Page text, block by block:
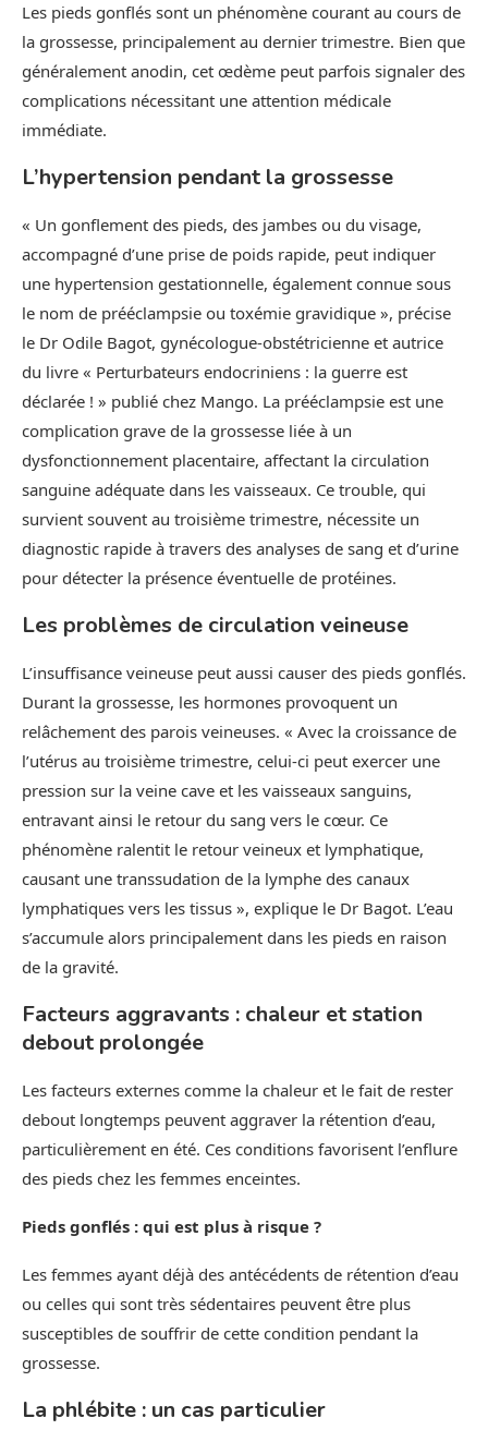
Les pieds gonflés sont un phénomène courant au cours de
la grossesse, principalement au dernier trimestre. Bien que
généralement anodin, cet œdème peut parfois signaler des
complications nécessitant une attention médicale
immédiate.
L’hypertension pendant la grossesse
« Un gonflement des pieds, des jambes ou du visage,
accompagné d’une prise de poids rapide, peut indiquer
une hypertension gestationnelle, également connue sous
le nom de prééclampsie ou toxémie gravidique », précise
le Dr Odile Bagot, gynécologue-obstétricienne et autrice
du livre « Perturbateurs endocriniens : la guerre est
déclarée ! » publié chez Mango. La prééclampsie est une
complication grave de la grossesse liée à un
dysfonctionnement placentaire, affectant la circulation
sanguine adéquate dans les vaisseaux. Ce trouble, qui
survient souvent au troisième trimestre, nécessite un
diagnostic rapide à travers des analyses de sang et d’urine
pour détecter la présence éventuelle de protéines.
Les problèmes de circulation veineuse
L’insuffisance veineuse peut aussi causer des pieds gonflés.
Durant la grossesse, les hormones provoquent un
relâchement des parois veineuses. « Avec la croissance de
l’utérus au troisième trimestre, celui-ci peut exercer une
pression sur la veine cave et les vaisseaux sanguins,
entravant ainsi le retour du sang vers le cœur. Ce
phénomène ralentit le retour veineux et lymphatique,
causant une transsudation de la lymphe des canaux
lymphatiques vers les tissus », explique le Dr Bagot. L’eau
s’accumule alors principalement dans les pieds en raison
de la gravité.
Facteurs aggravants : chaleur et station
debout prolongée
Les facteurs externes comme la chaleur et le fait de rester
debout longtemps peuvent aggraver la rétention d’eau,
particulièrement en été. Ces conditions favorisent l’enflure
des pieds chez les femmes enceintes.
Pieds gonflés : qui est plus à risque ?
Les femmes ayant déjà des antécédents de rétention d’eau
ou celles qui sont très sédentaires peuvent être plus
susceptibles de souffrir de cette condition pendant la
grossesse.
La phlébite : un cas particulier